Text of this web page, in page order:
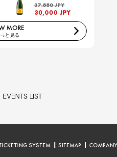
37,880 JPY
30,000 JPY
MORE
と見る
EVENTS LIST
SYSTEM SITEMAP COMPANY